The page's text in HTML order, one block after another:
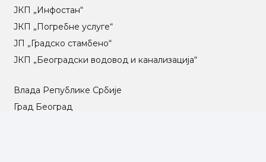
ЈКП „Инфостан“
ЈКП „Погребне услуге“
ЈП „Градско стамбено“
ЈКП „Београдски водовод и канализација“
Влада Републике Србије
Град Београд